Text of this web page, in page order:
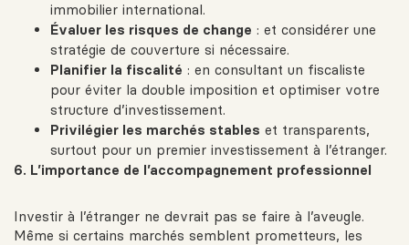
immobilier international.
Évaluer les risques de change : et considérer une
stratégie de couverture si nécessaire.
Planifier la fiscalité : en consultant un fiscaliste
pour éviter la double imposition et optimiser votre
structure d’investissement.
Privilégier les marchés stables et transparents,
surtout pour un premier investissement à l’étranger.
6. L’importance de l’accompagnement professionnel
Investir à l’étranger ne devrait pas se faire à l’aveugle.
Même si certains marchés semblent prometteurs, les